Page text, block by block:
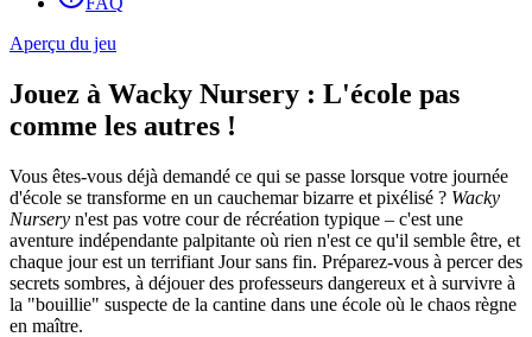
Aperçu du jeu
Jouez à Wacky Nursery : L'école pas
comme les autres !
Vous êtes-vous déjà demandé ce qui se passe lorsque votre journée
d'école se transforme en un cauchemar bizarre et pixélisé ? Wacky
Nursery n'est pas votre cour de récréation typique – c'est une
aventure indépendante palpitante où rien n'est ce qu'il semble être, et
chaque jour est un terrifiant Jour sans fin. Préparez-vous à percer des
secrets sombres, à déjouer des professeurs dangereux et à survivre à
la "bouillie" suspecte de la cantine dans une école où le chaos règne
en maître.